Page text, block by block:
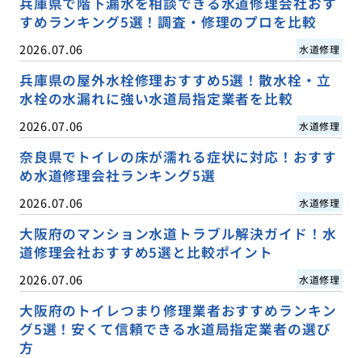
すめランキング5選！調査・修理のプロを比較
2026.07.06 水道修理
兵庫県の屋外水栓修理おすすめ5選！散水栓・立
水栓の水漏れに強い水道局指定業者を比較
2026.07.06 水道修理
奈良県でトイレの床が濡れる症状に対応！おすす
め水道修理会社ランキング5選
2026.07.06 水道修理
大阪府のマンション水道トラブル解決ガイド！水
道修理会社おすすめ5選と比較ポイント
2026.07.06 水道修理
大阪府のトイレつまり修理業者おすすめランキン
グ5選！安くて信頼できる水道局指定業者の選び
方